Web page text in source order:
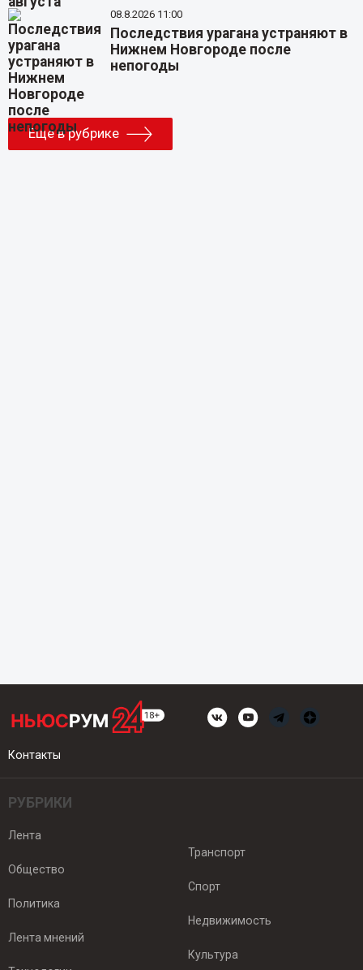
08.8.2026 11:00
Последствия урагана устраняют в
Нижнем Новгороде после
непогоды
Еще в рубрике
Контакты
РУБРИКИ
Лента
Общество
Политика
Лента мнений
Транспорт
Спорт
Недвижимость
Культура